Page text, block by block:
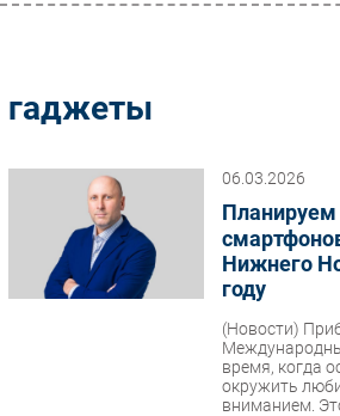
Импорто­замещение
Интернет
Мобильная связь
Фиксированная связь
Интеграция
Рынок ПК
гаджеты
06.03.2026
Планируем
Нижнего
году
(Новости)
время, когда
окружить
вниманием.